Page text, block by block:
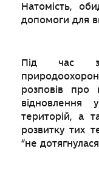
Натомість,
допомоги для
Під час
розповів про
відновлення
територій, а
розвитку тих
“не